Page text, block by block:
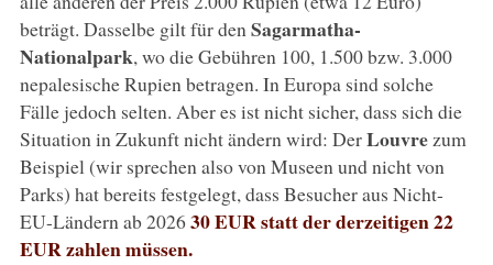
beträgt. Dasselbe gilt für denSagarmatha-
Nationalpark, wo die Gebühren 100, 1.500 bzw. 3.000
nepalesische Rupien betragen. In Europa sind solche
Fälle jedoch selten. Aber es ist nicht sicher, dass sich die
Situation in Zukunft nicht ändern wird: DerLouvrezum
Beispiel (wir sprechen also von Museen und nicht von
Parks) hat bereits festgelegt, dass Besucher aus Nicht-
EU-Ländern ab 202630 EUR statt der derzeitigen 22
EUR zahlen müssen.